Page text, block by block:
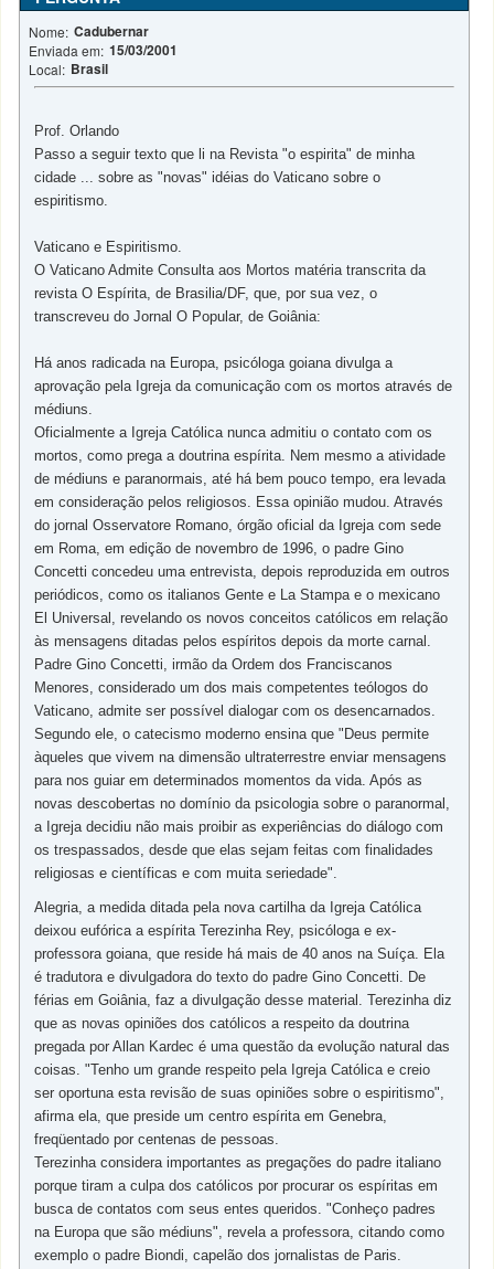
Nome: Cadubernar
Enviada em: 15/03/2001
Local: Brasil
Prof. Orlando
Passo a seguir texto que li na Revista "o espirita" de minha
cidade ... sobre as "novas" idéias do Vaticano sobre o
espiritismo.
Vaticano e Espiritismo.
O Vaticano Admite Consulta aos Mortos matéria transcrita da
revista O Espírita, de Brasilia/DF, que, por sua vez, o
transcreveu do Jornal O Popular, de Goiânia:
Há anos radicada na Europa, psicóloga goiana divulga a
aprovação pela Igreja da comunicação com os mortos através de
médiuns.
Oficialmente a Igreja Católica nunca admitiu o contato com os
mortos, como prega a doutrina espírita. Nem mesmo a atividade
de médiuns e paranormais, até há bem pouco tempo, era levada
em consideração pelos religiosos. Essa opinião mudou. Através
do jornal Osservatore Romano, órgão oficial da Igreja com sede
em Roma, em edição de novembro de 1996, o padre Gino
Concetti concedeu uma entrevista, depois reproduzida em outros
periódicos, como os italianos Gente e La Stampa e o mexicano
El Universal, revelando os novos conceitos católicos em relação
às mensagens ditadas pelos espíritos depois da morte carnal.
Padre Gino Concetti, irmão da Ordem dos Franciscanos
Menores, considerado um dos mais competentes teólogos do
Vaticano, admite ser possível dialogar com os desencarnados.
Segundo ele, o catecismo moderno ensina que "Deus permite
àqueles que vivem na dimensão ultraterrestre enviar mensagens
para nos guiar em determinados momentos da vida. Após as
novas descobertas no domínio da psicologia sobre o paranormal,
a Igreja decidiu não mais proibir as experiências do diálogo com
os trespassados, desde que elas sejam feitas com finalidades
religiosas e científicas e com muita seriedade".
Alegria, a medida ditada pela nova cartilha da Igreja Católica
deixou eufórica a espírita Terezinha Rey, psicóloga e ex-
professora goiana, que reside há mais de 40 anos na Suíça. Ela
é tradutora e divulgadora do texto do padre Gino Concetti. De
férias em Goiânia, faz a divulgação desse material. Terezinha diz
que as novas opiniões dos católicos a respeito da doutrina
pregada por Allan Kardec é uma questão da evolução natural das
coisas. "Tenho um grande respeito pela Igreja Católica e creio
ser oportuna esta revisão de suas opiniões sobre o espiritismo",
afirma ela, que preside um centro espírita em Genebra,
freqüentado por centenas de pessoas.
Terezinha considera importantes as pregações do padre italiano
porque tiram a culpa dos católicos por procurar os espíritas em
busca de contatos com seus entes queridos. "Conheço padres
na Europa que são médiuns", revela a professora, citando como
exemplo o padre Biondi, capelão dos jornalistas de Paris.